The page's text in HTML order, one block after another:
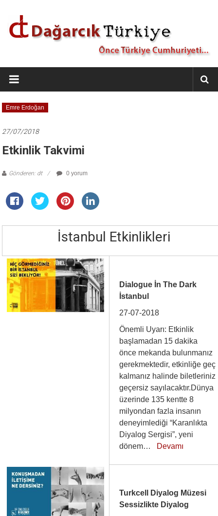
Dağarcık
Türkiye
Önce
Türkiye
Emre Erdoğan
27/07/2018
Etkinlik Takvimi
Gönderen: dt 0 yorum
İstanbul Etkinlikleri
Dialogue İn The Dark
İstanbul
27-07-2018
Önemli Uyarı: Etkinlik
başlamadan 15 dakika
önce mekanda bulunmanız
gerekmektedir, etkinliğe geç
kalmanız halinde biletleriniz
geçersiz sayılacaktır.Dünya
üzerinde 135 kentte 8
milyondan fazla insanın
deneyimlediği “Karanlıkta
Diyalog Sergisi”, yeni
dönem… Devamı
Turkcell Diyalog Müzesi
Sessizlikte Diyalog